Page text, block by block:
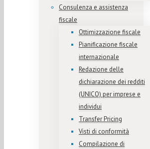
Consulenza e assistenza
fiscale
Ottimizzazione fiscale
Pianificazione fiscale
internazionale
Redazione delle
dichiarazione dei redditi
(UNICO) per imprese e
individui
Transfer Pricing
Visti di conformità
Compilazione di